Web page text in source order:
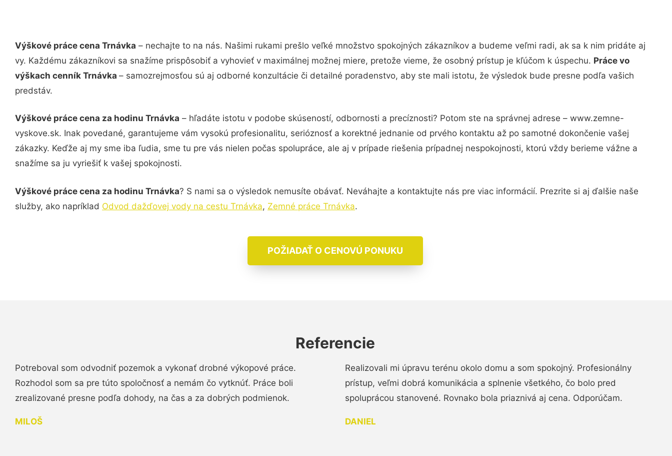
Výškové práce cena Trnávka – nechajte to na nás. Našimi rukami prešlo veľké množstvo spokojných zákazníkov a budeme veľmi radi, ak sa k nim pridáte aj
vy. Každému zákazníkovi sa snažíme prispôsobiť a vyhovieť v maximálnej možnej miere, pretože vieme, že osobný prístup je kľúčom k úspechu. Práce vo
výškach cenník Trnávka – samozrejmosťou sú aj odborné konzultácie či detailné poradenstvo, aby ste mali istotu, že výsledok bude presne podľa vašich
predstáv.
Výškové práce cena za hodinu Trnávka – hľadáte istotu v podobe skúseností, odbornosti a precíznosti? Potom ste na správnej adrese – www.zemne-
vyskove.sk. Inak povedané, garantujeme vám vysokú profesionalitu, serióznosť a korektné jednanie od prvého kontaktu až po samotné dokončenie vašej
zákazky. Keďže aj my sme iba ľudia, sme tu pre vás nielen počas spolupráce, ale aj v prípade riešenia prípadnej nespokojnosti, ktorú vždy berieme vážne a
snažíme sa ju vyriešiť k vašej spokojnosti.
Výškové práce cena za hodinu Trnávka? S nami sa o výsledok nemusíte obávať. Neváhajte a kontaktujte nás pre viac informácií. Prezrite si aj ďalšie naše
služby, ako napríklad Odvod dažďovej vody na cestu Trnávka, Zemné práce Trnávka.
POŽIADAŤ O CENOVÚ PONUKU
Referencie
Potreboval som odvodniť pozemok a vykonať drobné výkopové práce.
Rozhodol som sa pre túto spoločnosť a nemám čo vytknúť. Práce boli
zrealizované presne podľa dohody, na čas a za dobrých podmienok.
MILOŠ
Realizovali mi úpravu terénu okolo domu a som spokojný. Profesionálny
prístup, veľmi dobrá komunikácia a splnenie všetkého, čo bolo pred
spoluprácou stanovené. Rovnako bola priaznivá aj cena. Odporúčam.
DANIEL